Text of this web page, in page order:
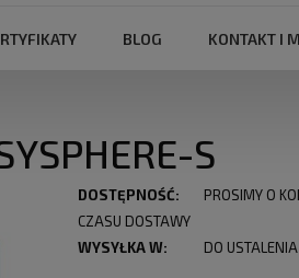
BLOG KONTAKT I
S
DOSTĘPNOŚĆ:
PROSIMY O
CZASU DOSTAWY
WYSYŁKA W:
DO USTALENIA